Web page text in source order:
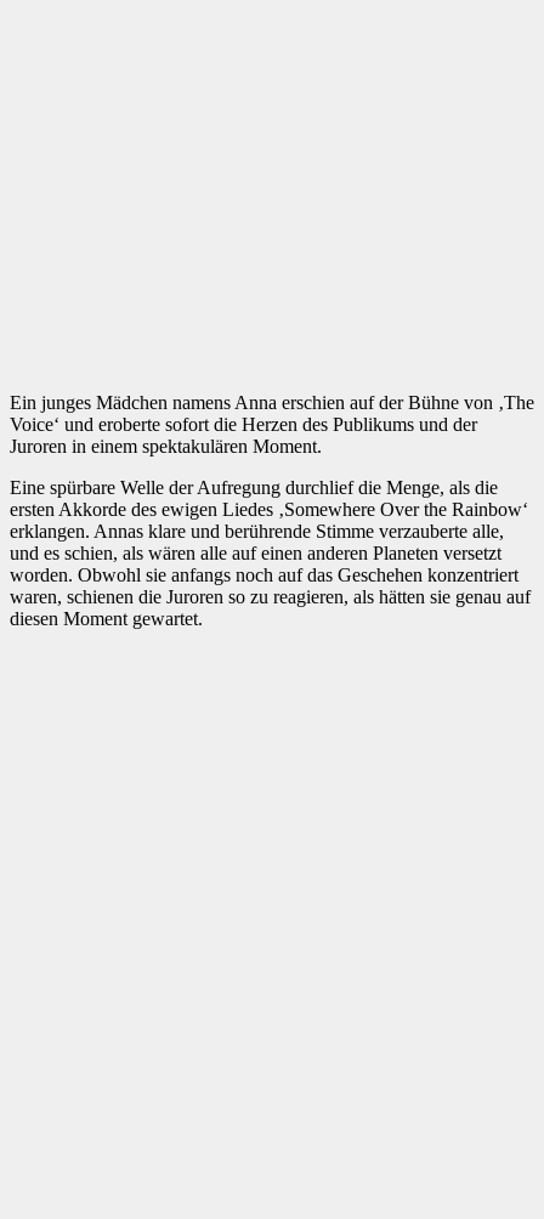
Ein junges Mädchen namens Anna erschien auf der Bühne von ‚The
Voice‘ und eroberte sofort die Herzen des Publikums und der
Juroren in einem spektakulären Moment.
Eine spürbare Welle der Aufregung durchlief die Menge, als die
ersten Akkorde des ewigen Liedes ‚Somewhere Over the Rainbow‘
erklangen. Annas klare und berührende Stimme verzauberte alle,
und es schien, als wären alle auf einen anderen Planeten versetzt
worden. Obwohl sie anfangs noch auf das Geschehen konzentriert
waren, schienen die Juroren so zu reagieren, als hätten sie genau auf
diesen Moment gewartet.